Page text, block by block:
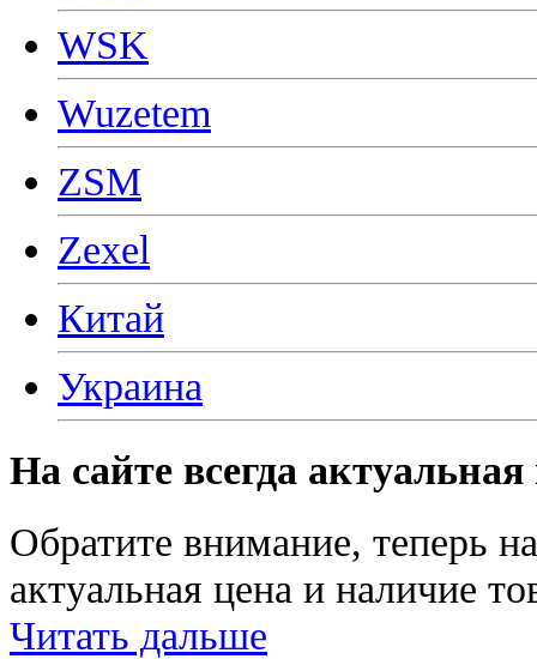
WSK
Wuzetem
ZSM
Zexel
Китай
Украина
На сайте всегда
Обратите внимание, теперь
актуальная цена и наличие
Читать дальше